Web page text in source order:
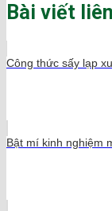
Bài viết
Công thức sấy lạp
Bật mí kinh nghiệm